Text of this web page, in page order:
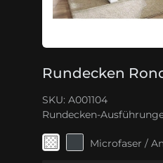
Rundecken
SKU: A001104
Rundecken-
Microfaser /